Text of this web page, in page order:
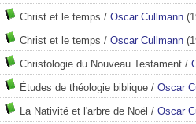
Christ et le temps / Oscar Cullmann
Christ et le temps / Oscar Cullmann
Christologie du Nouveau Testament /
Études de théologie biblique / Oscar
La Nativité et l'arbre de Noël / Oscar